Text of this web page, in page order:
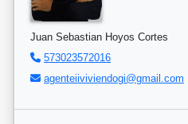
Juan Sebastian Hoyos Cortes
573023572016
agenteiiviviendogi@gmail.com